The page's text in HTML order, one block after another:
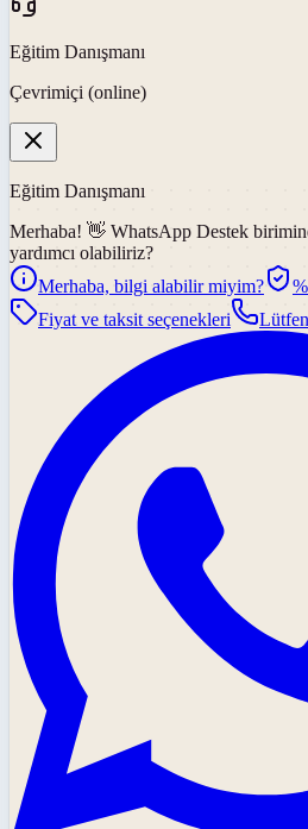
Eğitim Danışmanı
Çevrimiçi (online)
Eğitim Danışmanı
Merhaba! 👋 WhatsApp Destek
yardımcı olabiliriz?
Merhaba, bilgi alabilir miyim?
Fiyat ve taksit seçenekleri
Lütfen